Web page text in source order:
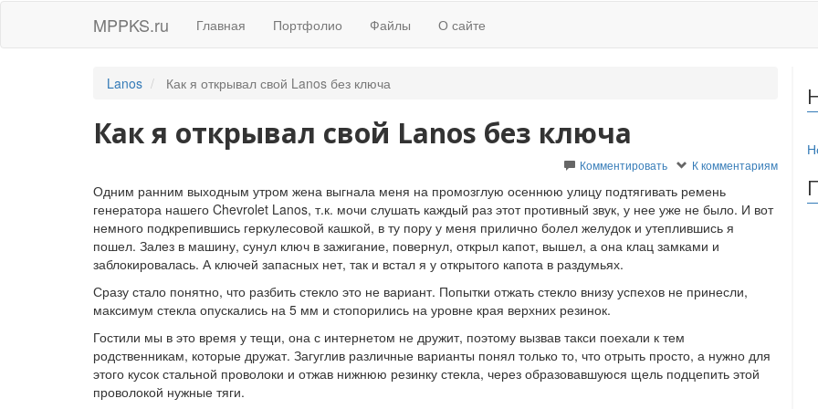
MPPKS.ru Главная Портфолио Файлы О сайте
Lanos Как я открывал свой Lanos без ключа
Как я открывал свой Lanos без ключа
Комментировать К комментариям
Одним ранним выходным утром жена выгнала меня на промозглую осеннюю улицу подтягивать ремень
генератора нашего Chevrolet Lanos, т.к. мочи слушать каждый раз этот противный звук, у нее уже не было. И вот
немного подкрепившись геркулесовой кашкой, в ту пору у меня прилично болел желудок и утеплившись я
пошел. Залез в машину, сунул ключ в зажигание, повернул, открыл капот, вышел, а она клац замками и
заблокировалась. А ключей запасных нет, так и встал я у открытого капота в раздумьях.
Сразу стало понятно, что разбить стекло это не вариант. Попытки отжать стекло внизу успехов не принесли,
максимум стекла опускались на 5 мм и стопорились на уровне края верхних резинок.
Гостили мы в это время у тещи, она с интернетом не дружит, поэтому вызвав такси поехали к тем
родственникам, которые дружат. Загуглив различные варианты понял только то, что отрыть просто, а нужно для
этого кусок стальной проволоки и отжав нижнюю резинку стекла, через образовавшуюся щель подцепить этой
проволокой нужные тяги.